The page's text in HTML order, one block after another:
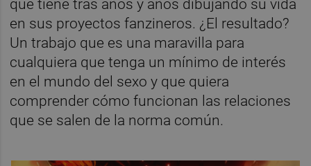
que tiene tras años y años dibujando su vida
en sus proyectos fanzineros. ¿El resultado?
Un trabajo que es una maravilla para
cualquiera que tenga un mínimo de interés
en el mundo del sexo y que quiera
comprender cómo funcionan las relaciones
que se salen de la norma común.